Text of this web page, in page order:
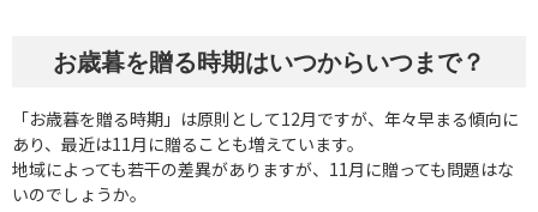
お歳暮を贈る時期はいつからいつまで？
「お歳暮を贈る時期」は原則として12月ですが、年々早まる傾向に
あり、最近は11月に贈ることも増えています。
地域によっても若干の差異がありますが、11月に贈っても問題はな
いのでしょうか。